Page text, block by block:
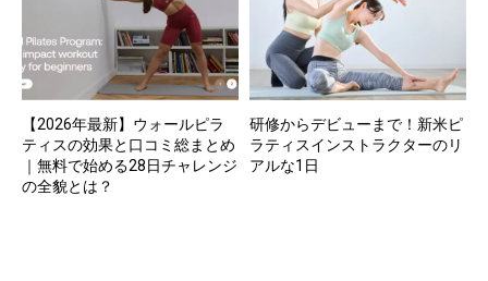
【2026年最新】ウォールピラ
ティスの効果と口コミ総まとめ
｜無料で始める28日チャレンジ
の全貌とは？
研修からデビューまで！新米ピ
ラティスインストラクターのリ
アルな1日